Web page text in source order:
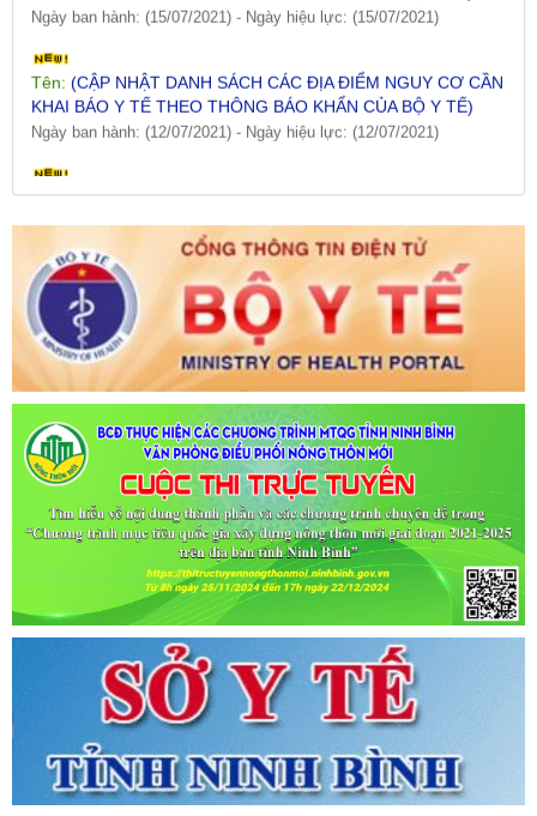
Tên:
KHAI BÁO Y TẾ THEO THÔNG BÁO KHẨN CỦA BỘ Y TẾ)
Ngày ban hành: (12/07/2021) -Ngày hiệu lực: (12/07/2021)
Tên:
KHAI BÁO Y TẾ THEO THÔNG BÁO KHẨN CỦA BỘ Y TẾ)
Tên:(CẬP NHẬT DANH SÁCH CÁC ĐỊA ĐIỂM NGUY CƠ CẦN
KHAI BÁO Y TẾ THEO THÔNG BÁO KHẨN CỦA BỘ Y TẾ)
Ngày ban hành: (06/07/2021) -Ngày hiệu lực: (06/07/2021)
Tên:(CẬP NHẬT DANH SÁCH CÁC ĐỊA ĐIỂM NGUY CƠ CẦN
KHAI BÁO Y TẾ THEO THÔNG BÁO KHẨN CỦA BỘ Y TẾ)
Ngày ban hành: (02/07/2021) -Ngày hiệu lực: (02/07/2021)